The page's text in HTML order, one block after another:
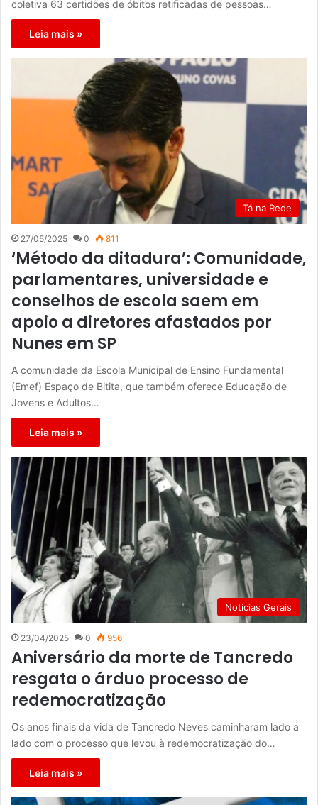
coletiva 63 certidões de óbitos retificadas de pessoas…
Leia mais »
Tá na Rede
27/05/2025 0 811
‘Método da ditadura’: Comunidade,
parlamentares, universidade e
conselhos de escola saem em
apoio a diretores afastados por
Nunes em SP
A comunidade da Escola Municipal de Ensino Fundamental
(Emef) Espaço de Bitita, que também oferece Educação de
Jovens e Adultos…
Leia mais »
Notícias Gerais
23/04/2025 0 956
Aniversário da morte de Tancredo
resgata o árduo processo de
redemocratização
Os anos finais da vida de Tancredo Neves caminharam lado a
lado com o processo que levou à redemocratização do…
Leia mais »